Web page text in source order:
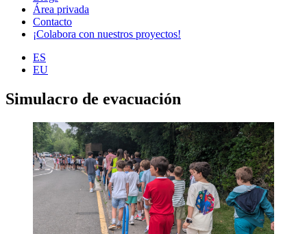
Área privada
Contacto
¡Colabora con nuestros proyectos!
ES
EU
Simulacro de evacuación